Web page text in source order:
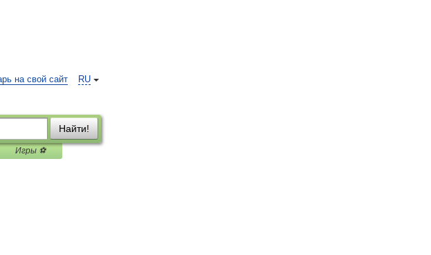
RU
на свой сайт
Найти!
Игры ⚽